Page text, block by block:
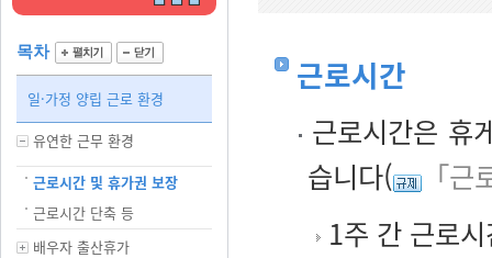
목차
일·가정 양립 근로 환경
유연한 근무 환경
근로시간 및 휴가권 보장
근로시간 단축 등
배우자 출산휴가
근로시간
근로시간은 휴
습니다(
「
1주 간 근로